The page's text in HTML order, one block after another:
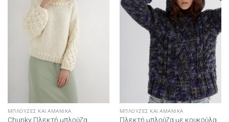
ΜΠΛΟΎΖΕΣ ΚΑΙ ΑΜΆΝΙΚΑ
Chunky Πλεκτή μπλούζα
ΜΠΛΟΎΖΕΣ ΚΑΙ ΑΜΆΝΙΚΑ
Πλεκτή μπλούζα με κουκούλα